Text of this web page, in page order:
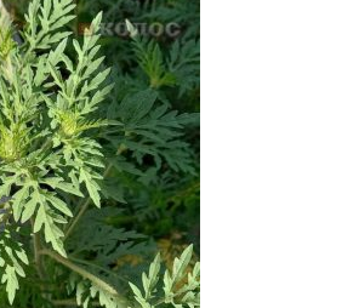
2026 12:30
Ищенко отметил
депутатов-
в помощи
школам и
домам
2026 12:28